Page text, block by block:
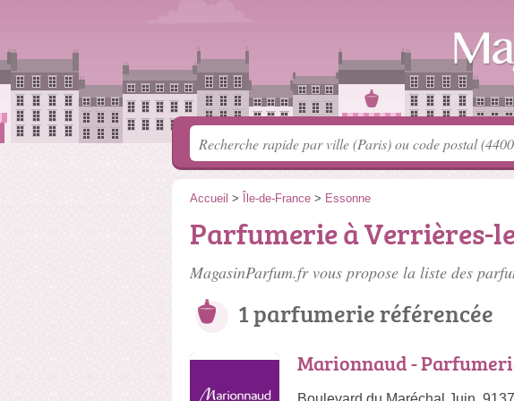
Accueil > Île-de-France > Essonne
Parfumerie à Verrières-
MagasinParfum.fr vous propose la liste des
1 parfumerie référencée
Marionnaud -